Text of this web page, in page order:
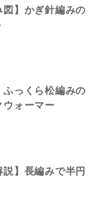
図】かぎ針編みの
ふっくら松編みの
ォーマー
説】長編みで半円